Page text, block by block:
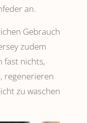
an.
Gebrauch
zudem
fast nichts,
regenerieren
zu waschen